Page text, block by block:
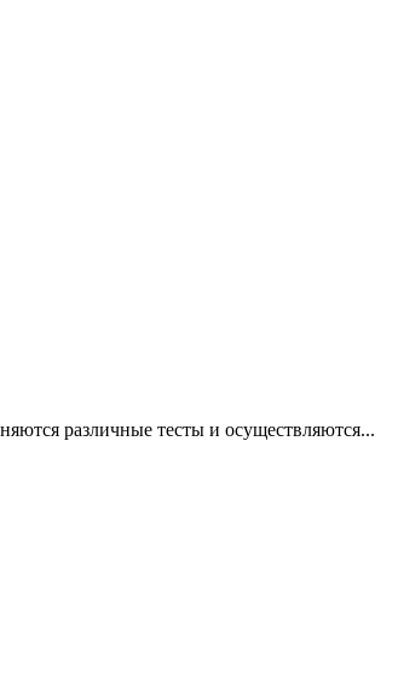
различные тесты и осуществляются...